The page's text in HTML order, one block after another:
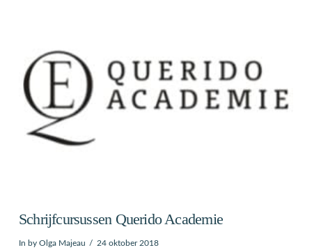
Schrijfcursussen Querido Academie
In by Olga Majeau 24 oktober 2018